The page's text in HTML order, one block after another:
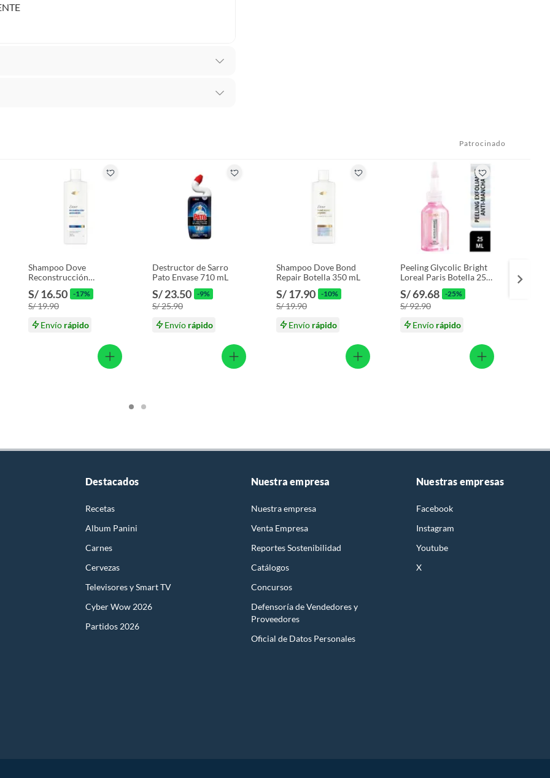
tienen:
productos para asfalto, hormigón, albañilería.
productos para asfalto.
tecnología, línea blanca, colchones, muebles, bicicletas y
alimenticios, vitaminas.
Patrocinado
Shampoo Dove
Reconstrucción
Aminoácido Botella 370
mL
S/ 16.50 -17%
S/ 19.90
Envío rápido
Destructor de Sarro
Pato Envase 710 mL
S/ 23.50 -9%
S/ 25.90
Envío rápido
Shampoo Dove Bond
Repair Botella 350 mL
S/ 17.90 -10%
S/ 19.90
Envío rápido
Peeling Glycolic Bright
Loreal Paris Botella 25
S/ 69.68 -25%
S/ 92.90
Envío rápido
Destacados
Recetas
Album Panini
Carnes
Cervezas
Televisores y Smart TV
Cyber Wow 2026
Partidos 2026
Nuestra empresa
Nuestra empresa
Venta Empresa
Reportes Sostenibilidad
Catálogos
Concursos
Defensoría de Vendedores y
Proveedores
Oficial de Datos Personales
Nuestras empresas
Facebook
Instagram
Youtube
X